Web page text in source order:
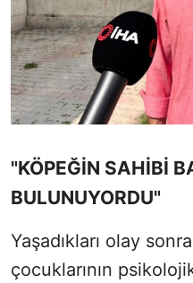
"KÖPEĞİN SAHİBİ
BULUNUYORDU"
Yaşadıkları olay
çocuklarının